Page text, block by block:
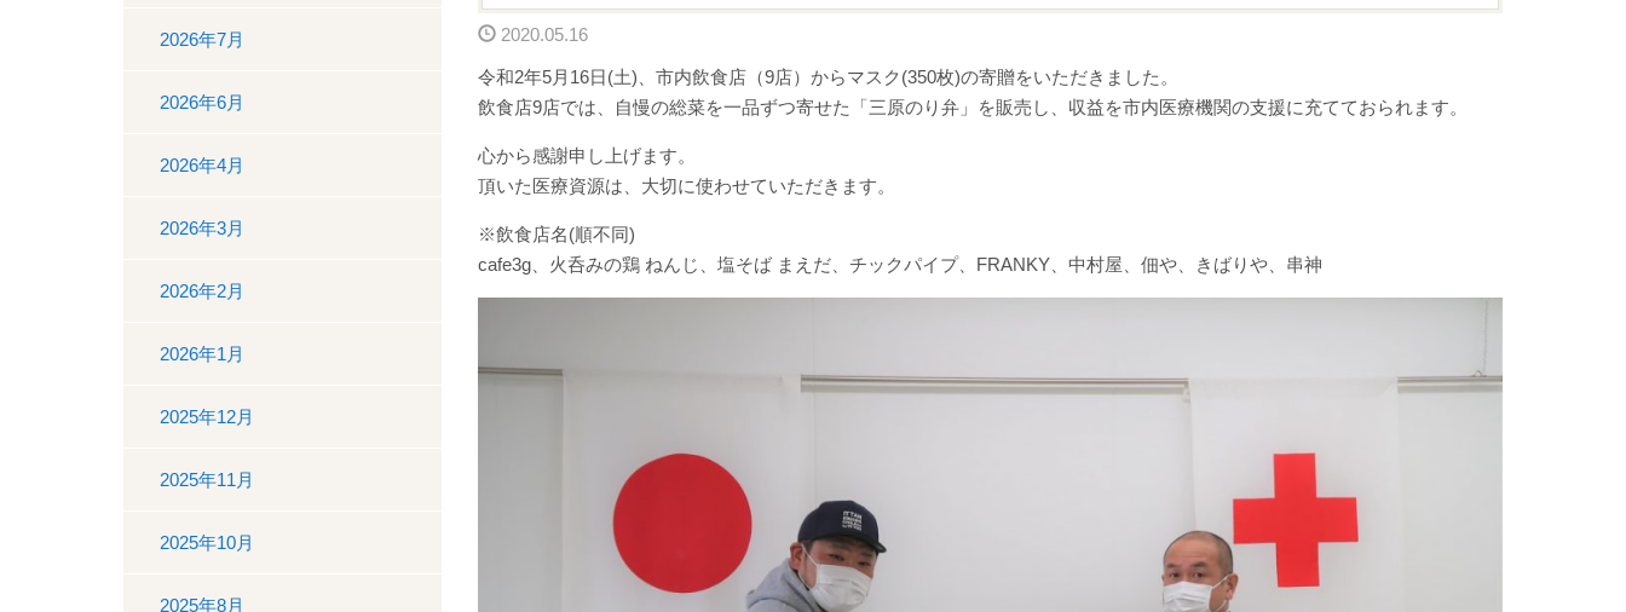
2020.05.16
令和2年5月16日(土)、市内飲食店（9店）からマスク(350枚)の寄贈をいただきました。
飲食店9店では、自慢の総菜を一品ずつ寄せた「三原のり弁」を販売し、収益を市内医療機関の支援に充てておられます。
心から感謝申し上げます。
頂いた医療資源は、大切に使わせていただきます。
※飲食店名(順不同)
cafe3g、火呑みの鶏 ねんじ、塩そば まえだ、チックパイプ、FRANKY、中村屋、佃や、きばりや、串神
2026年7月
2026年6月
2026年4月
2026年3月
2026年2月
2026年1月
2025年12月
2025年11月
2025年10月
2025年8月